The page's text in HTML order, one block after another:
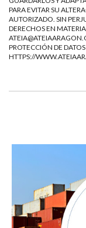
PARA EVITAR SU
AUTORIZADO. SIN
DERECHOS EN
PROTECCIÓN DE
HTTPS://